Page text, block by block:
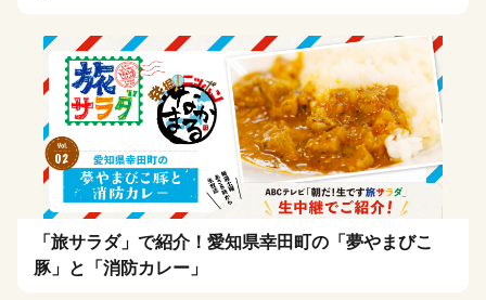
「旅サラダ」で紹介！愛知県幸田町の「夢やまびこ
豚」と「消防カレー」